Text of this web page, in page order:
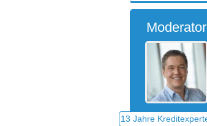
Moderator